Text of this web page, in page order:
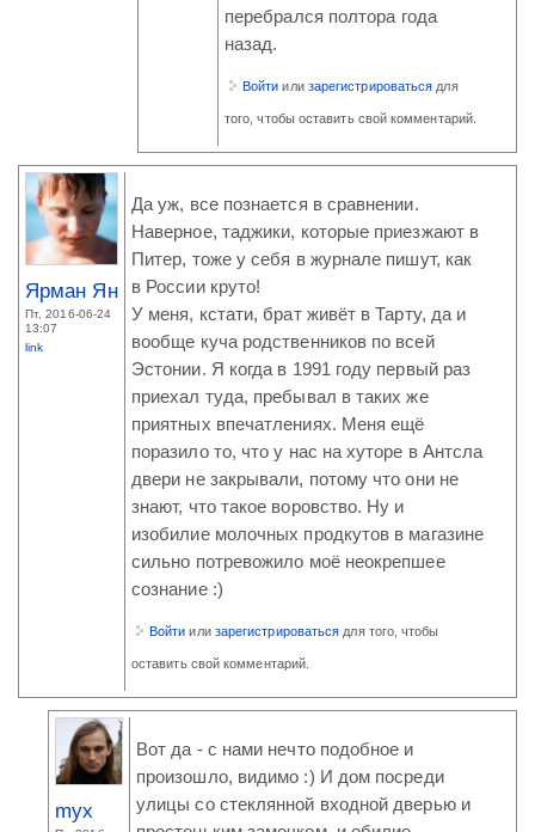
перебрался полтора года
назад.
Войти или зарегистрироваться для
того, чтобы оставить свой комментарий.
Ярман Ян
Пт, 2016-06-24
13:07
link
Да уж, все познается в сравнении.
Наверное, таджики, которые приезжают в
Питер, тоже у себя в журнале пишут, как
в России круто!
У меня, кстати, брат живёт в Тарту, да и
вообще куча родственников по всей
Эстонии. Я когда в 1991 году первый раз
приехал туда, пребывал в таких же
приятных впечатлениях. Меня ещё
поразило то, что у нас на хуторе в Антсла
двери не закрывали, потому что они не
знают, что такое воровство. Ну и
изобилие молочных продкутов в магазине
сильно потревожило моё неокрепшее
сознание :)
Войти или зарегистрироваться для того, чтобы
оставить свой комментарий.
myx
Вот да - с нами нечто подобное и
произошло, видимо :) И дом посреди
улицы со стеклянной входной дверью и